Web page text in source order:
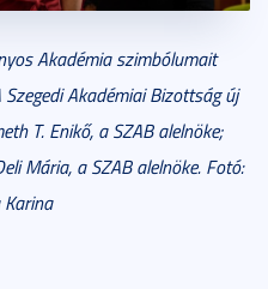
Akadémia szimbólumait
Akadémiai Bizottság új
T. Enikő, a SZAB alelnöke;
Mária, a SZAB alelnöke. Fotó: